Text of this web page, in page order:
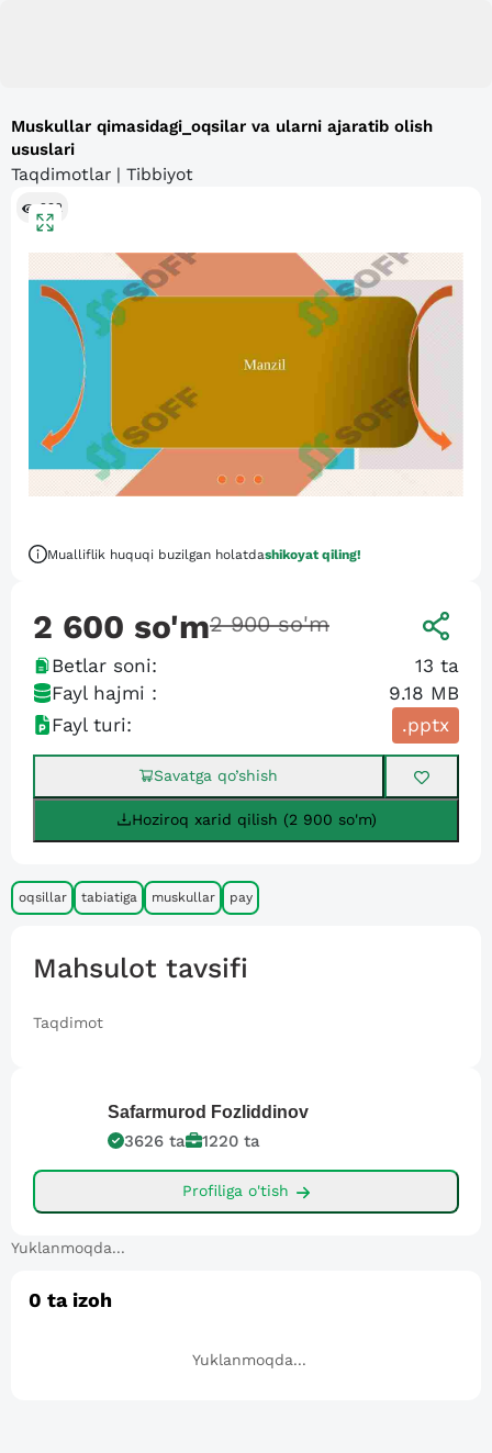
Muskullar qimasidagi_oqsilar va ularni ajaratib olish
ususlari
Taqdimotlar | Tibbiyot
292
Mualliflik huquqi buzilgan holatdashikoyat qiling!
2 600 so'm2 900 so'm
Betlar soni: 13 ta
Fayl hajmi :
9.18 MB
Fayl turi:
.pptx
Savatga qo’shish
Hoziroq xarid qilish (2 900 so'm)
oqsillar tabiatiga muskullar pay
Mahsulot tavsifi
Taqdimot
Safarmurod Fozliddinov
3626 ta 1220 ta
Profiliga o'tish
Yuklanmoqda...
0 ta izoh
Yuklanmoqda...